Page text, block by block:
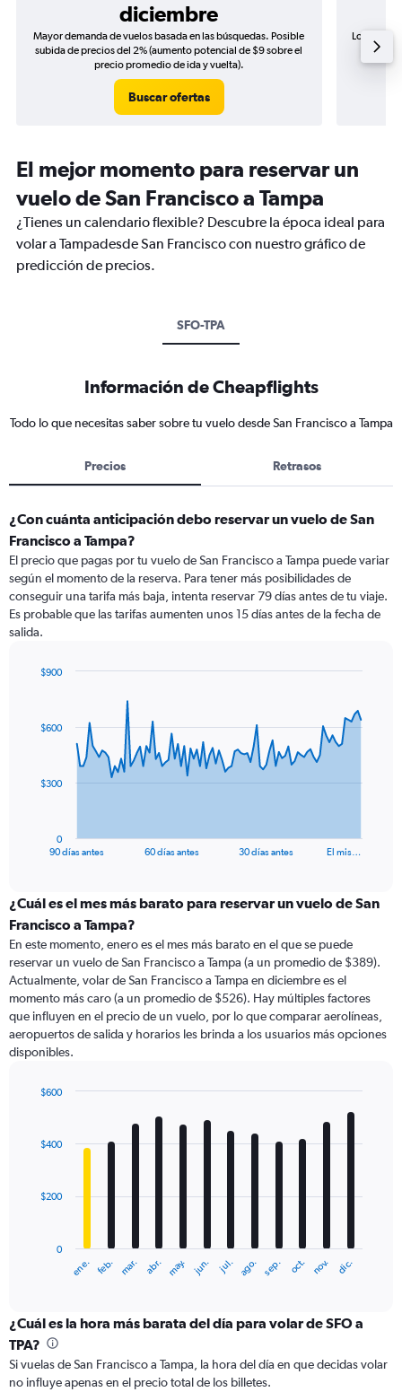
diciembre
Mayor demanda de vuelos basada en las búsquedas. Posible
subida de precios del 2% (aumento potencial de $9 sobre el
precio promedio de ida y vuelta).
Buscar ofertas
Los
de
El mejor momento para reservar un
vuelo de San Francisco a Tampa
¿Tienes un calendario flexible? Descubre la época ideal para
volar a Tampadesde San Francisco con nuestro gráfico de
predicción de precios.
SFO-TPA
Información de Cheapflights
Todo lo que necesitas saber sobre tu vuelo desde San Francisco a Tampa
Precios Retrasos
¿Con cuánta anticipación debo reservar un vuelo de San
Francisco a Tampa?
El precio que pagas por tu vuelo de San Francisco a Tampa puede variar
según el momento de la reserva. Para tener más posibilidades de
conseguir una tarifa más baja, intenta reservar 79 días antes de tu viaje.
Es probable que las tarifas aumenten unos 15 días antes de la fecha de
salida.
data
The
categories.
Range:
categories.
The
chart
has
1
Y
axis
values.
to
90 días antes 60 días antes 30 días antes El mis…
0
$300
$600
$900
¿Cuál es el mes más barato para reservar un vuelo de San
Francisco a Tampa?
En este momento, enero es el mes más barato en el que se puede
reservar un vuelo de San Francisco a Tampa (a un promedio de $389).
Actualmente, volar de San Francisco a Tampa en diciembre es el
momento más caro (a un promedio de $526). Hay múltiples factores
que influyen en el precio de un vuelo, por lo que comparar aerolíneas,
aeropuertos de salida y horarios les brinda a los usuarios más opciones
disponibles.
with
12
The
categories.
Range:
12
categories.
ene. feb. mar. abr. may. jun. jul. ago. sep. oct. nov. dic.
0
$200
$400
$600
¿Cuál es la hora más barata del día para volar de SFO a
TPA?
Si vuelas de San Francisco a Tampa, la hora del día en que decidas volar
no influye apenas en el precio total de los billetes.